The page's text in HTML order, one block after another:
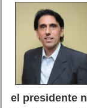
el presidente